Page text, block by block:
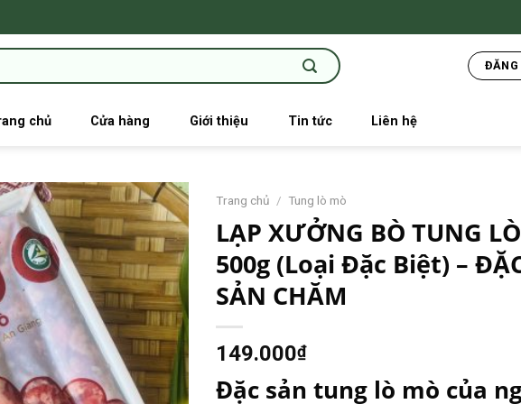
ĐĂNG
chủ Cửa hàng Giới thiệu Tin tức Liên hệ
Trang chủ / Tung lò mò
LẠP XƯỞNG BÒ TUNG
500g (Loại Đặc Biệt) –
SẢN CHĂM
149.000₫
Đặc sản tung lò mò của